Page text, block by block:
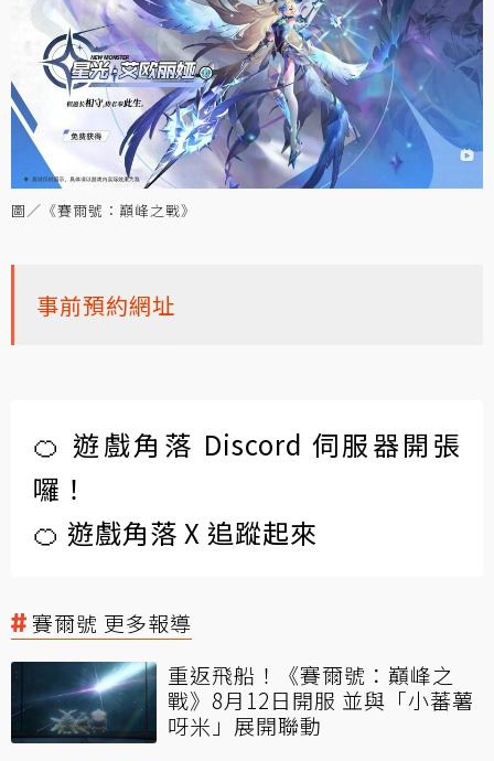
圖／《賽爾號：巔峰之戰》
事前預約網址
🍊 遊戲角落 Discord 伺服器開張
囉！
🍊 遊戲角落 X 追蹤起來
賽爾號 更多報導
重返飛船！《賽爾號：巔峰之
戰》8月12日開服 並與「小蕃薯
呀米」展開聯動